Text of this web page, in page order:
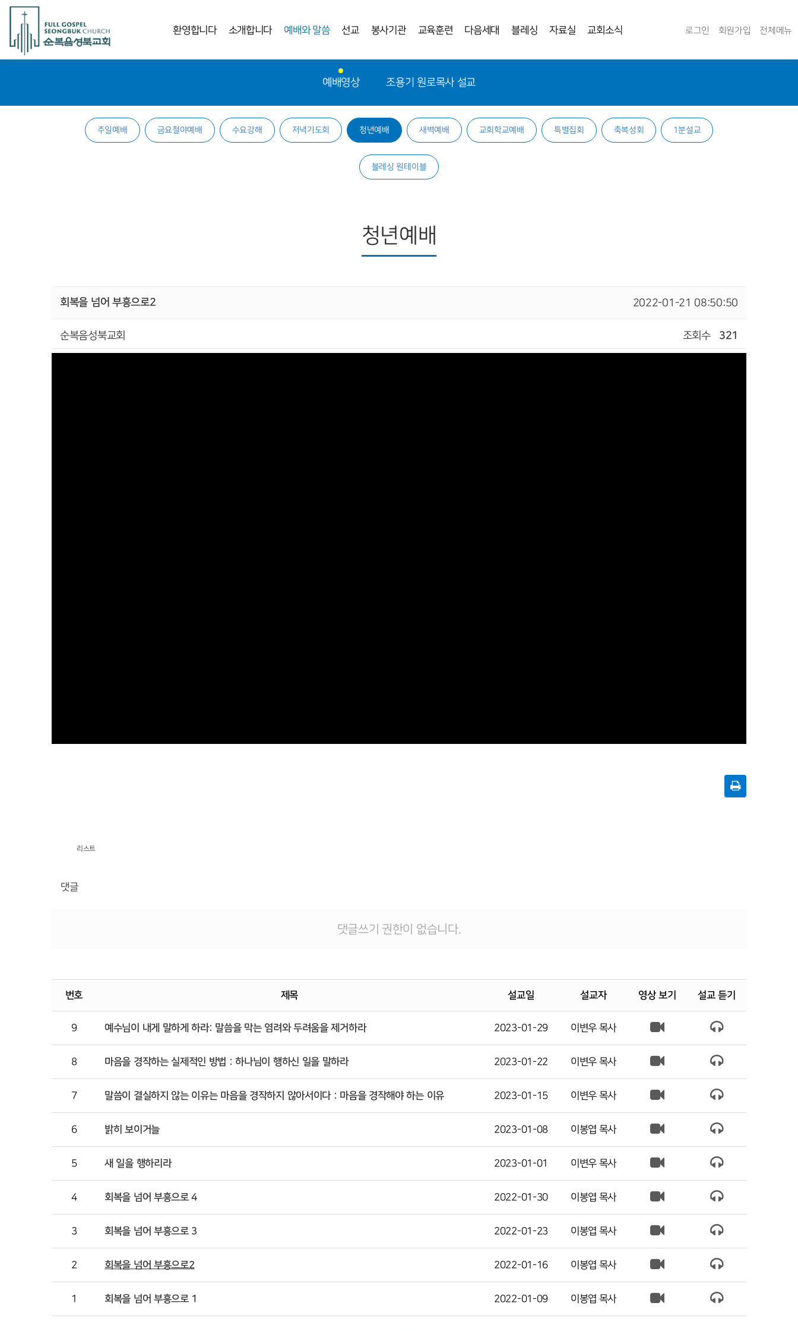
환영합니다 소개합니다 예배와 말씀 선교 봉사기관 교육훈련 다음세대 블레싱 자료실 교회소식 로그인 회원가입 전체메뉴
예배영상 조용기 원로목사 설교
주일예배 금요철야예배 수요강해 저녁기도회 청년예배 새벽예배 교회학교예배 특별집회 축복성회 1분설교
블레싱 원테이블
청년예배
회복을 넘어 부흥으로2 2022-01-21 08:50:50
순복음성북교회 조회수 321
리스트
댓글
댓글쓰기 권한이 없습니다.
번호 제목 설교일 설교자 영상 보기 설교 듣기
9 예수님이 내게 말하게 하라: 말씀을 막는 염려와 두려움을 제거하라 2023-01-29 이변우 목사
8 마음을 경작하는 실제적인 방법 : 하나님이 행하신 일을 말하라 2023-01-22 이변우 목사
7 말씀이 결실하지 않는 이유는 마음을 경작하지 않아서이다 : 마음을 경작해야 하는 이유 2023-01-15 이변우 목사
6 밝히 보이거늘 2023-01-08 이봉엽 목사
5 새 일을 행하리라 2023-01-01 이변우 목사
4 회복을 넘어 부흥으로 4 2022-01-30 이봉엽 목사
3 회복을 넘어 부흥으로 3 2022-01-23 이봉엽 목사
2 회복을 넘어 부흥으로2 2022-01-16 이봉엽 목사
1 회복을 넘어 부흥으로 1 2022-01-09 이봉엽 목사